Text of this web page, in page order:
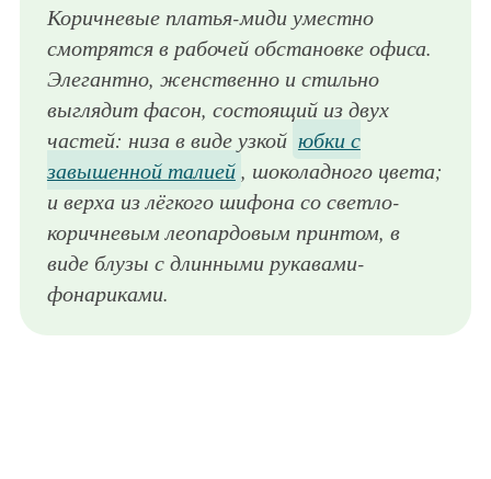
Коричневые платья-миди уместно
смотрятся в рабочей обстановке офиса.
Элегантно, женственно и стильно
выглядит фасон, состоящий из двух
частей: низа в виде узкой юбки с
завышенной талией, шоколадного цвета;
и верха из лёгкого шифона со светло-
коричневым леопардовым принтом, в
виде блузы с длинными рукавами-
фонариками.